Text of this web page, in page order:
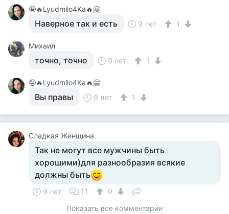
🤪🔥Lyudmilo4Ka🔥🤗
Наверное так и есть 9 лет 1
Михаил
точно, точно 9 лет 1
🤪🔥Lyudmilo4Ka🔥🤗
Вы правы 9 лет 1
Сладкая Женщина
Так не могут все мужчины быть
хорошими)для разнообразия всякие
должны быть
9 лет 11
0
Показать все комментарии